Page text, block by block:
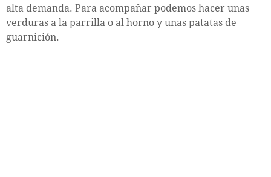
alta demanda. Para acompañar podemos hacer unas
verduras a la parrilla o al horno y unas patatas de
guarnición.